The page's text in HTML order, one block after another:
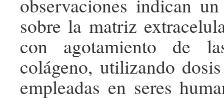
observaciones indican
sobre la matriz
con agotamiento de
colágeno, utilizando
empleadas en seres